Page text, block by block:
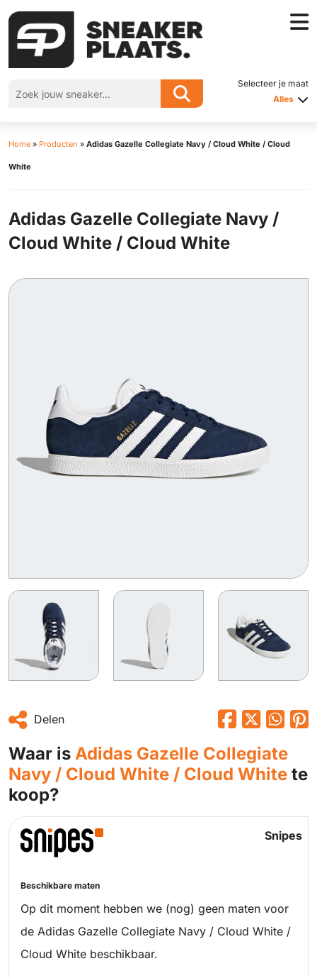
Selecteer je maat
Alles
Home » Producten » Adidas Gazelle Collegiate Navy / Cloud White / Cloud
White
Adidas Gazelle Collegiate Navy /
Cloud White / Cloud White
Delen
Waar is Adidas Gazelle Collegiate
Navy / Cloud White / Cloud White te
koop?
Snipes
Beschikbare maten
Op dit moment hebben we (nog) geen maten voor
de Adidas Gazelle Collegiate Navy / Cloud White /
Cloud White beschikbaar.